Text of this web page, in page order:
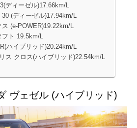
ディーゼル)17.66km/L
(ディーゼル)17.94km/L
ス (e-POWER)19.22km/L
フト 19.5km/L
ハイブリッド)20.24km/L
ス クロス(ハイブリッド)22.54km/L
ヴェゼル (ハイブリッド)